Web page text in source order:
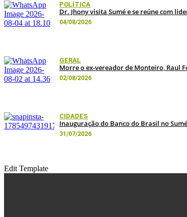
POLÍTICA
Dr. Jhony visita Sumé e se reúne com
04/08/2026
GERAL
Morre o ex-vereador de Monteiro, Raul
02/08/2026
CIDADES
Inauguração do Banco do Brasil no
31/07/2026
Edit Template